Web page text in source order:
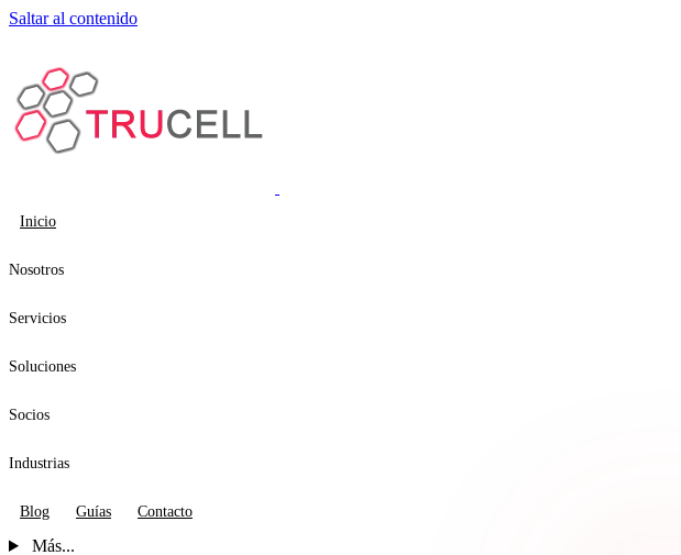
Saltar al contenido
Inicio
Nosotros
Servicios
Soluciones
Socios
Industrias
Blog Guías Contacto
Más...